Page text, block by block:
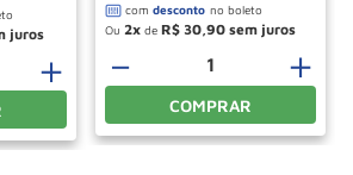
＋
Ou 2 de R$ 30,90
＋
－
COMPRAR